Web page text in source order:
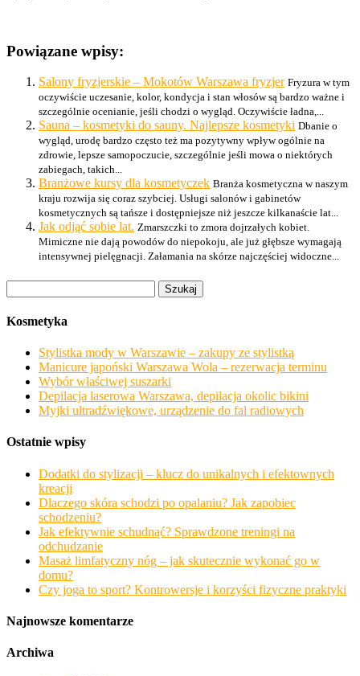
Powiązane wpisy:
Salony fryzjerskie – Mokotów Warszawa fryzjer Fryzura w tym
oczywiście uczesanie, kolor, kondycja i stan włosów są bardzo ważne i
szczególnie ocenianie, jeśli chodzi o wygląd. Oczywiście ładna,...
Sauna – kosmetyki do sauny. Najlepsze kosmetyki Dbanie o
wygląd, urodę bardzo często też ma pozytywny wpływ ogólnie na
zdrowie, lepsze samopoczucie, szczególnie jeśli mowa o niektórych
zabiegach, takich...
Branżowe kursy dla kosmetyczek Branża kosmetyczna w naszym
kraju rozwija się coraz szybciej. Usługi salonów i gabinetów
kosmetycznych są tańsze i dostępniejsze niż jeszcze kilkanaście lat...
Jak odjąć sobie lat. Zmarszczki to zmora dojrzałych kobiet.
Mimiczne nie dają powodów do niepokoju, ale już głębsze wymagają
intensywnej pielęgnacji. Załamania na skórze najczęściej widoczne...
Kosmetyka
Stylistka mody w Warszawie – zakupy ze stylistką
Manicure japoński Warszawa Wola – rezerwacja terminu
Wybór właściwej suszarki
Depilacja laserowa Warszawa, depilacja okolic bikini
Myjki ultradźwiękowe, urządzenie do fal radiowych
Ostatnie wpisy
Dodatki do stylizacji – klucz do unikalnych i efektownych
kreacji
Dlaczego skóra schodzi po opalaniu? Jak zapobiec
schodzeniu?
Jak efektywnie schudnąć? Sprawdzone treningi na
odchudzanie
Masaż limfatyczny nóg – jak skutecznie wykonać go w
domu?
Czy joga to sport? Kontrowersje i korzyści fizyczne praktyki
Najnowsze komentarze
Archiwa